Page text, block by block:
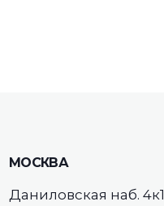
МОСКВА
Даниловская наб. 4к1